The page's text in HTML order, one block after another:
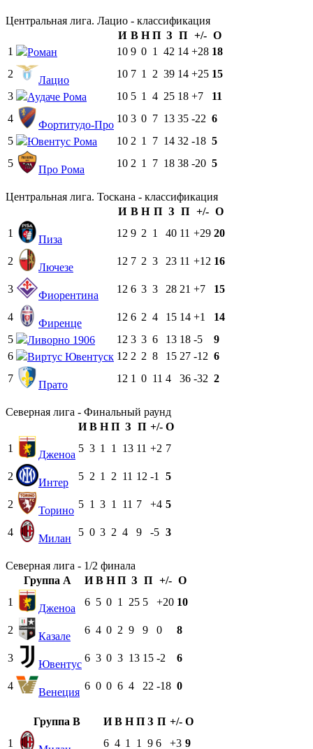
Центральная лига. Лацио - классификация
И В Н П З П +/- О
1
Роман 10 9 0 1 42 14 +28 18
2
Лацио
10 7 1 2 39 14 +25 15
3
Аудаче Рома 10 5 1 4 25 18 +7
11
4
Фортитудо-Про
10 3 0 7 13 35 -22 6
5
Ювентус Рома 10 2 1 7 14 32 -18 5
5
Про Рома
10 2 1 7 18 38 -20 5
Центральная лига. Тоскана - классификация
И В Н П З П +/- О
1
Пиза
12 9 2 1 40 11 +29 20
2
Лючезе
12 7 2 3 23 11 +12 16
3
Фиорентина
12 6 3 3 28 21 +7 15
4
Фиренце
12 6 2 4 15 14 +1
14
5
Ливорно 1906 12 3 3 6 13 18 -5
9
6
Виртус Ювентуск 12 2 2 8 15 27 -12 6
7
Прато
12 1 0 11 4 36 -32 2
Северная лига - Финальный раунд
И В Н П З П +/- О
1
Дженоа
5 3 1 1 13 11 +2 7
2
Интер
5 2 1 2 11 12 -1 5
2
Торино
5 1 3 1 11 7 +4 5
4
Милан
5 0 3 2 4 9 -5 3
Северная лига - 1/2 финала
Группа A
И В Н П З П +/- О
1
Дженоа
6 5 0 1 25 5 +20 10
2
Казале
6 4 0 2 9 9 0 8
3
Ювентус
6 3 0 3 13 15 -2 6
4
Венеция
6 0 0 6 4 22 -18 0
Группа B И В Н П З П +/- О
1
6 4 1 1 9 6 +3 9